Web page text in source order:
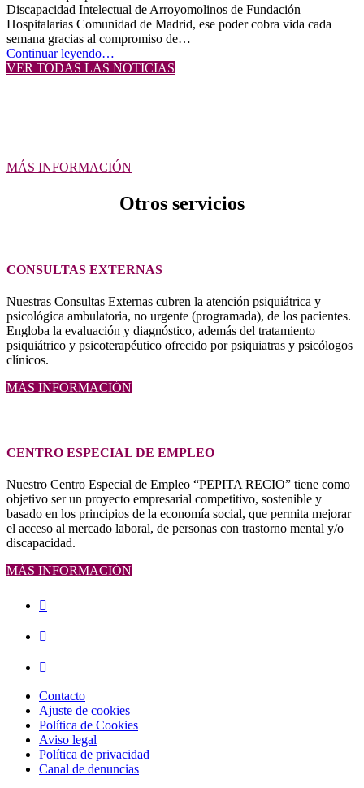
Discapacidad Intelectual de Arroyomolinos de Fundación
Hospitalarias Comunidad de Madrid, ese poder cobra vida cada
semana gracias al compromiso de…
Continuar leyendo“La
música
que
emoción
Discapacidad
de
Arroyomolinos”
…
VER TODAS LAS NOTICIAS
MÁS INFORMACIÓN
Otros servicios
CONSULTAS EXTERNAS
Nuestras Consultas Externas cubren la atención psiquiátrica y
psicológica ambulatoria, no urgente (programada), de los pacientes.
Engloba la evaluación y diagnóstico, además del tratamiento
psiquiátrico y psicoterapéutico ofrecido por psiquiatras y psicólogos
clínicos.
MÁS INFORMACIÓN
CENTRO ESPECIAL DE EMPLEO
Nuestro Centro Especial de Empleo “PEPITA RECIO” tiene como
objetivo ser un proyecto empresarial competitivo, sostenible y
basado en los principios de la economía social, que permita mejorar
el acceso al mercado laboral, de personas con trastorno mental y/o
discapacidad.
MÁS INFORMACIÓN
Volver
navegación
principal
Contacto
Ajuste de cookies
Política de Cookies
Aviso legal
Política de privacidad
Canal de denuncias